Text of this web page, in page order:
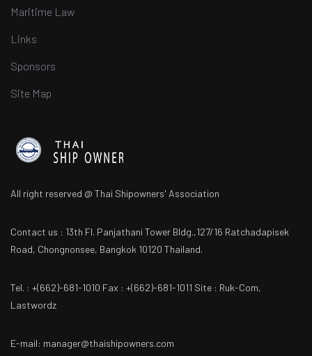
Maritime Law
Links
Sponsors
Site Map
All right reserved @ Thai Shipowners' Association
Contact us : 13th Fl. Panjathani Tower Bldg.,127/16 Ratchadapisek
Road, Chongnonsee, Bangkok 10120 Thailand.
Tel. : +(662)-681-1010 Fax : +(662)-681-1011 Site : Ruk-Com,
Lastwordz
E-mail: manager@thaishipowners.com